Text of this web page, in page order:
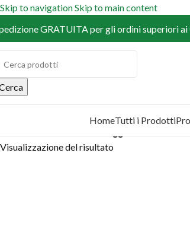
Skip to navigationSkip to main content
GRATUITA per gli ordini superiori
HomeTutti i Prodotti
Visualizzazione del risultato